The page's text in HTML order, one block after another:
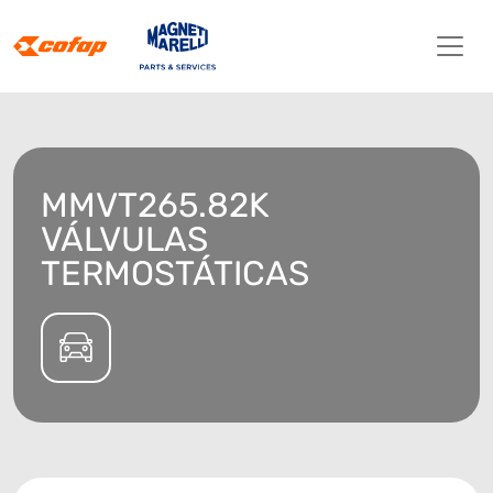
MMVT265.82K
VÁLVULAS
TERMOSTÁTICAS